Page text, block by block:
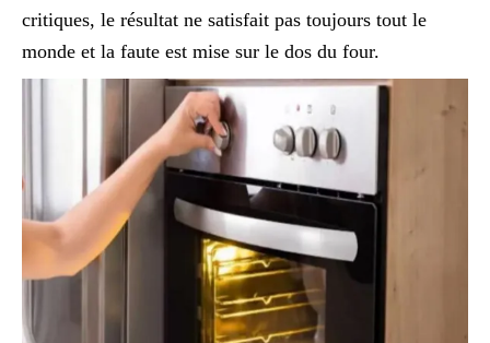
critiques, le résultat ne satisfait pas toujours tout le
monde et la faute est mise sur le dos du four.